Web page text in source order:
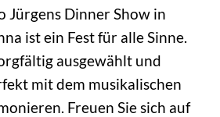
Jürgens Dinner Show in
ist ein Fest für alle Sinne.
ausgewählt und
mit dem musikalischen
Freuen Sie sich auf